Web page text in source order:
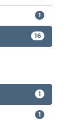
1
16
1
1